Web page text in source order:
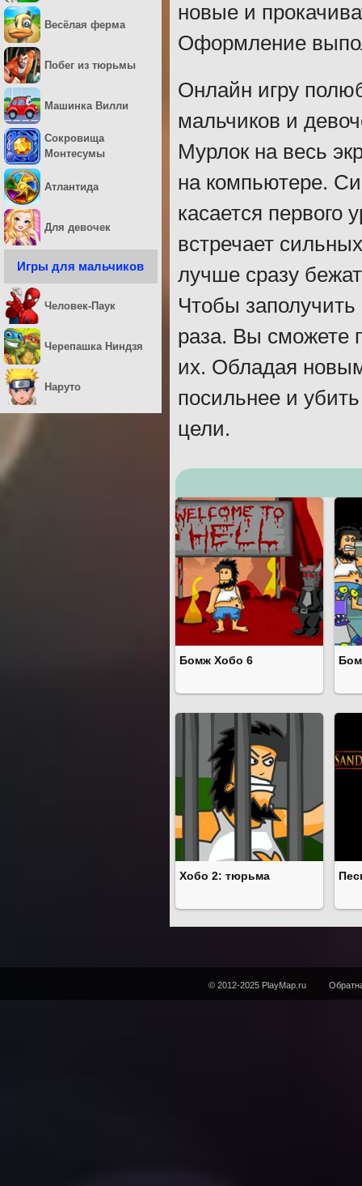
новые и
Оформление
Онлайн игру
мальчиков и
Мурлок на весь
на компьютере.
касается первого
встречает
лучше сразу
Чтобы
раза. Вы сможете
их. Обладая
посильнее и
цели.
Бомж Хобо 6
Хобо 2: тюрьма
Весёлая ферма
Побег из тюрьмы
Машинка Вилли
Сокровища
Монтесумы
Атлантида
Для девочек
Игры для мальчиков
Человек-Паук
Черепашка Ниндзя
Наруто
© 2012-2025 PlayMap.ru